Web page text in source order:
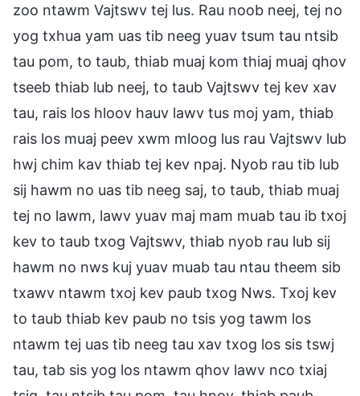
zoo ntawm Vajtswv tej lus. Rau noob neej, tej no
yog txhua yam uas tib neeg yuav tsum tau ntsib
tau pom, to taub, thiab muaj kom thiaj muaj qhov
tseeb thiab lub neej, to taub Vajtswv tej kev xav
tau, rais los hloov hauv lawv tus moj yam, thiab
rais los muaj peev xwm mloog lus rau Vajtswv lub
hwj chim kav thiab tej kev npaj. Nyob rau tib lub
sij hawm no uas tib neeg saj, to taub, thiab muaj
tej no lawm, lawv yuav maj mam muab tau ib txoj
kev to taub txog Vajtswv, thiab nyob rau lub sij
hawm no nws kuj yuav muab tau ntau theem sib
txawv ntawm txoj kev paub txog Nws. Txoj kev
to taub thiab kev paub no tsis yog tawm los
ntawm tej uas tib neeg tau xav txog los sis tswj
tau, tab sis yog los ntawm qhov lawv nco txiaj